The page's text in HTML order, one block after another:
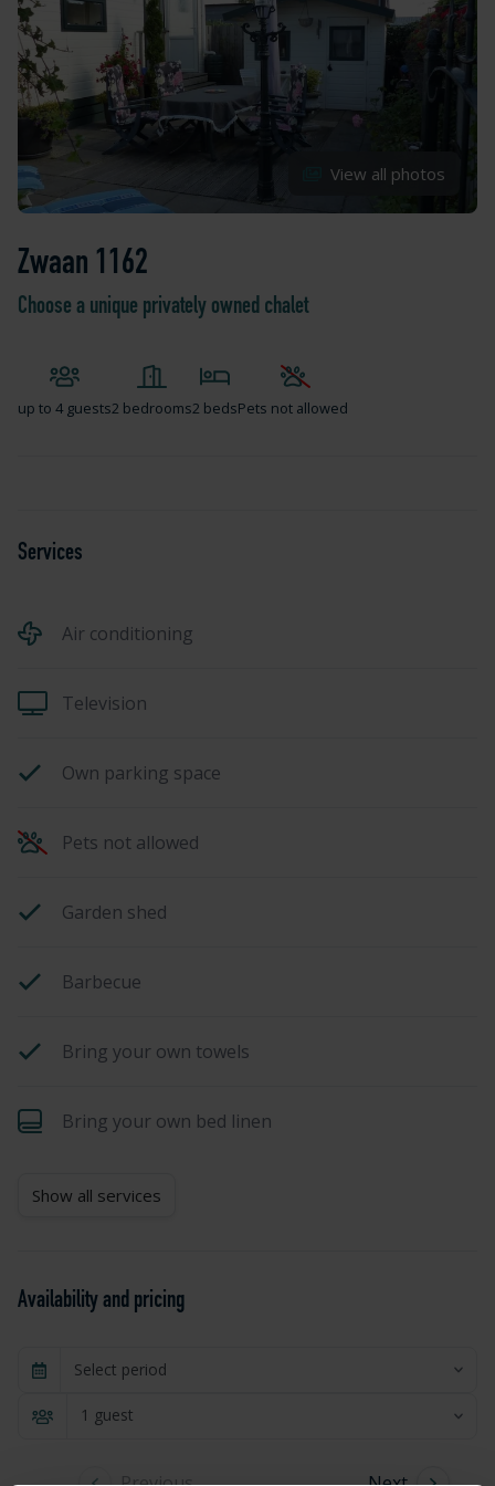
View all photos
Zwaan 1162
Choose a unique privately owned chalet
up to 4 guests2 bedrooms2 bedsPets not allowed
Services
Air conditioning
Television
Own parking space
Pets not allowed
Garden shed
Barbecue
Bring your own towels
Bring your own bed linen
Show all services
Availability and pricing
Select period
1 guest